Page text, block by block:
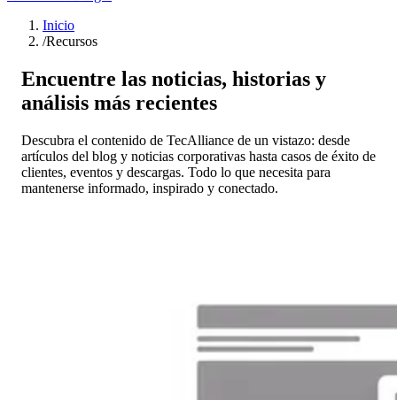
Inicio
/Recursos
Encuentre las noticias, historias y
análisis más recientes
Descubra el contenido de TecAlliance de un vistazo: desde
artículos del blog y noticias corporativas hasta casos de éxito de
clientes, eventos y descargas. Todo lo que necesita para
mantenerse informado, inspirado y conectado.